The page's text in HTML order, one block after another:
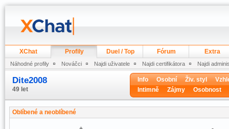
XChat Profily Duel / Top Fórum Extra
Náhodné profily Nováčci Najdi uživatele Najdi certifikátora Najdi
Dite2008
49 let
Info Osobní Živ. styl
Intimně
Zájmy Osobnost
Oblíbené a neoblíbené